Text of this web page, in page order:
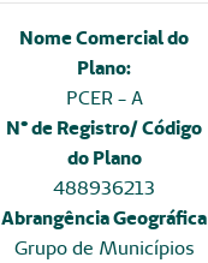
Nome Comercial do
Plano:
PCER - A
N° de Registro/ Código
do Plano
488936213
Abrangência Geográfica
Grupo de Municípios